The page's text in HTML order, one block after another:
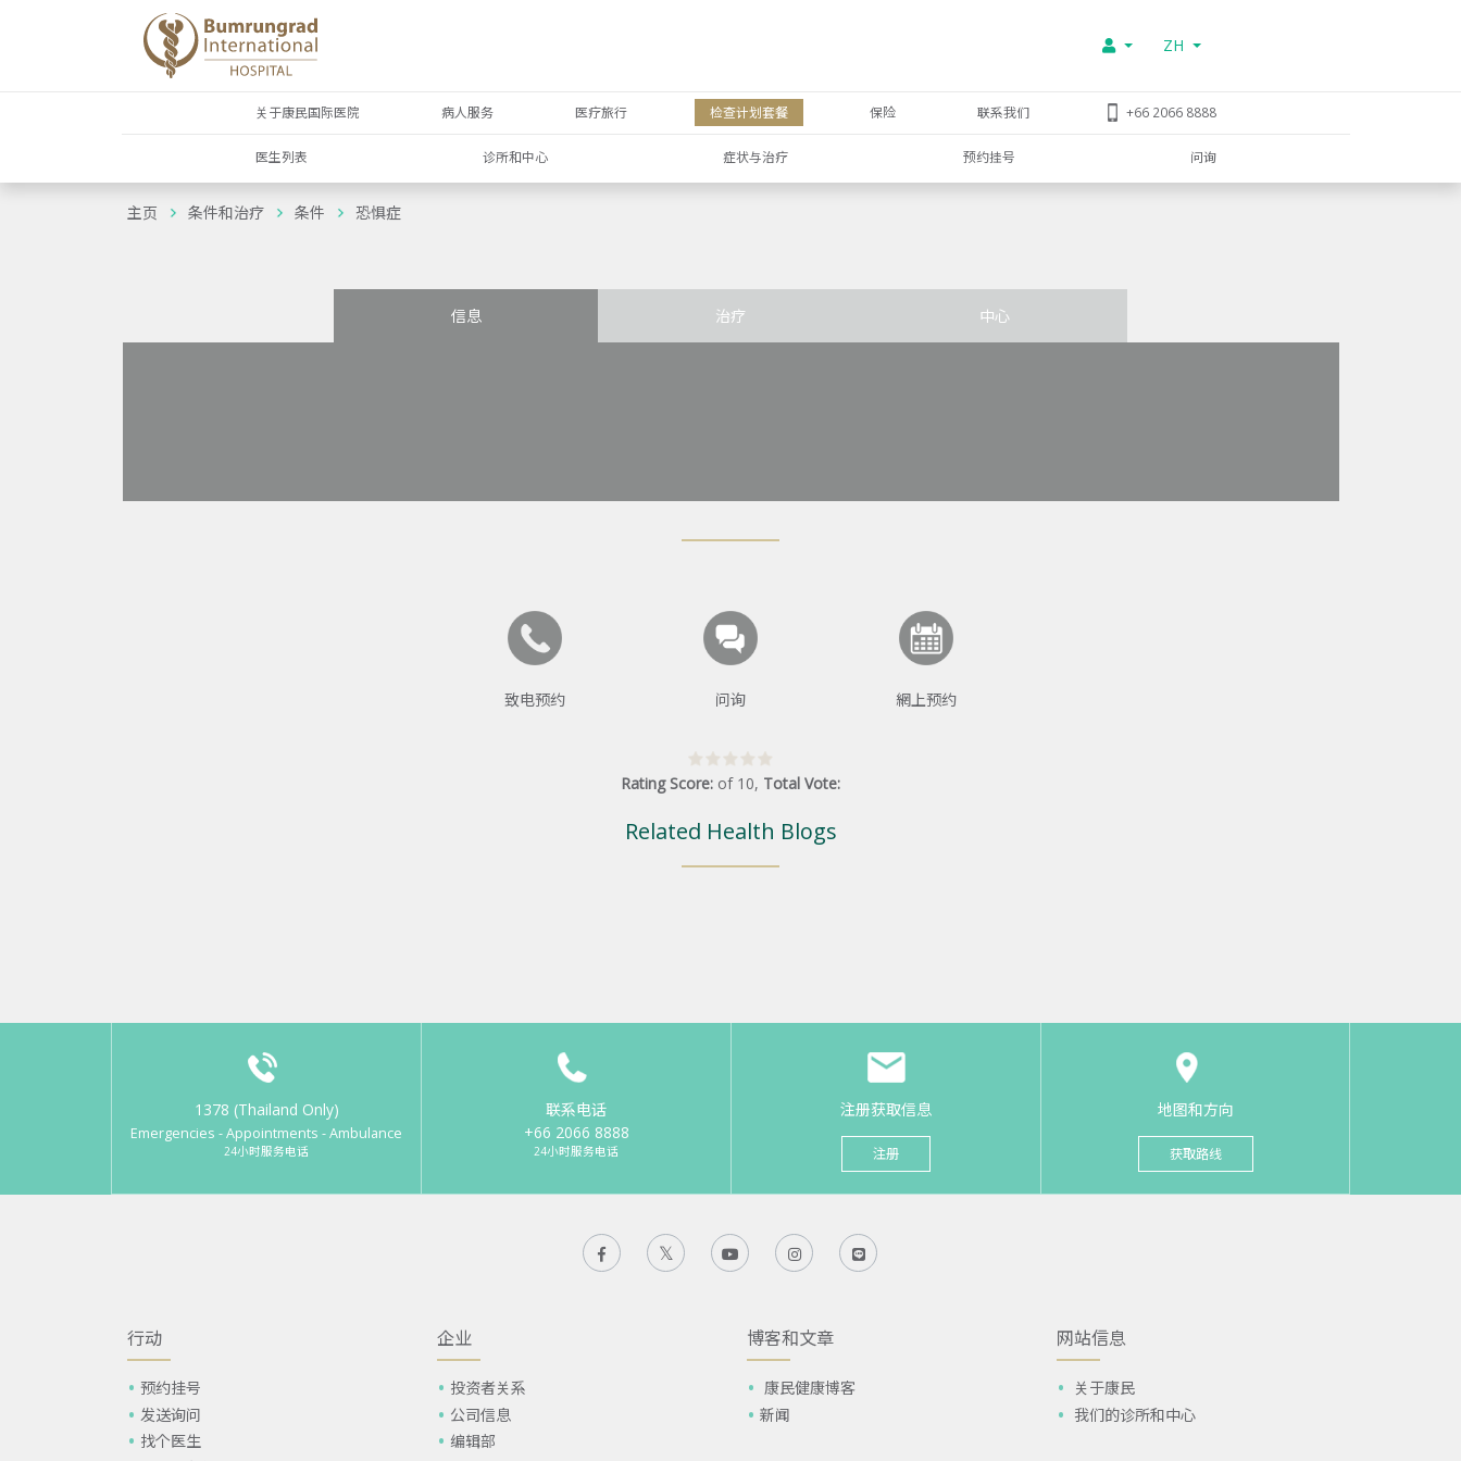
ZH
关于康民国际医院 病人服务 医疗旅行 检查计划套餐 保险 联系我们 +66 2066 8888
医生列表 诊所和中心 症状与治疗 预约挂号 问询
主页 条件和治疗 条件 恐惧症
信息 治疗 中心
致电预约 问询 網上预约
Rating Score: of 10, Total Vote:
Related Health Blogs
1378 (Thailand Only)
Emergencies - Appointments - Ambulance
24小时服务电话
联系电话
+66 2066 8888
24小时服务电话
注册获取信息
注册
地图和方向
获取路线
行动
预约挂号
发送询问
找个医生
企业
投资者关系
公司信息
编辑部
博客和文章
康民健康博客
新闻
网站信息
关于康民
我们的诊所和中心